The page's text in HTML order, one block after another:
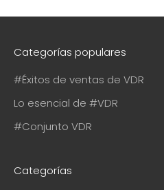
Categorías populares
#Éxitos de ventas de VDR
Lo esencial de #VDR
#Conjunto VDR
Categorías